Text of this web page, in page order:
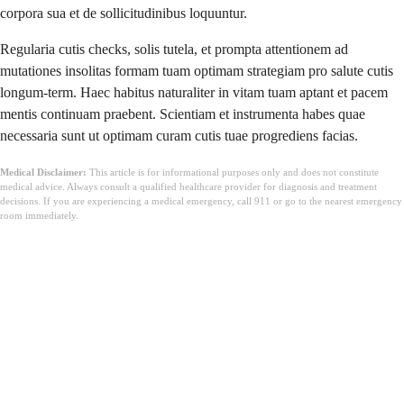
corpora sua et de sollicitudinibus loquuntur.
Regularia cutis checks, solis tutela, et prompta attentionem ad
mutationes insolitas formam tuam optimam strategiam pro salute cutis
longum-term. Haec habitus naturaliter in vitam tuam aptant et pacem
mentis continuam praebent. Scientiam et instrumenta habes quae
necessaria sunt ut optimam curam cutis tuae progrediens facias.
Medical Disclaimer: This article is for informational purposes only and does not constitute
medical advice. Always consult a qualified healthcare provider for diagnosis and treatment
decisions. If you are experiencing a medical emergency, call 911 or go to the nearest emergency
room immediately.